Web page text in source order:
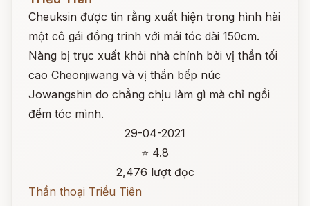
Cheuksin được tin rằng xuất hiện trong hình hài
một cô gái đồng trinh với mái tóc dài 150cm.
Nàng bị trục xuất khỏi nhà chính bởi vị thần tối
cao Cheonjiwang và vị thần bếp núc
Jowangshin do chẳng chịu làm gì mà chỉ ngồi
đếm tóc mình.
29-04-2021
⭐ 4.8
2,476 lượt đọc
Thần thoại Triều Tiên